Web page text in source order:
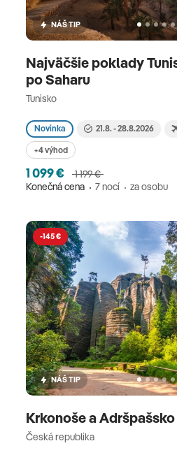
NÁŠ TIP
Najväčšie poklady
po Saharu
Tunisko
Novinka 21.8. - 28.8.2026
+4 výhod
1 099 €
1 199 €
Konečná cena
7 nocí za osobu
-145 €
NÁŠ TIP
Krkonoše a
Česká republika